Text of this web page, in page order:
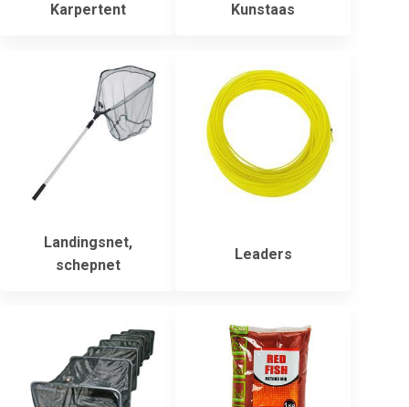
Karpertent Kunstaas
Landingsnet,
schepnet
Leaders